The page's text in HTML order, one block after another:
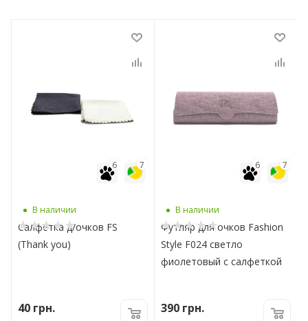
7
6
В наличии
Салфетка д/очков FS
(Thank you)
40 грн.
7
6
В наличии
Футляр для очков Fashion
Style F024 светло
фиолетовый с салфеткой
390 грн.